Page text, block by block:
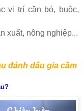
vị trí cần bó, buộc,
xuất, nông nghiệp...
đánh dấu gia cầm